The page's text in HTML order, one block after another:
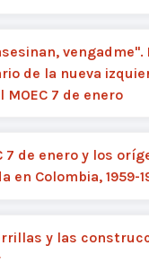
de la nueva
MOEC 7 de enero
7 de enero y los
en Colombia, 1959-
y las